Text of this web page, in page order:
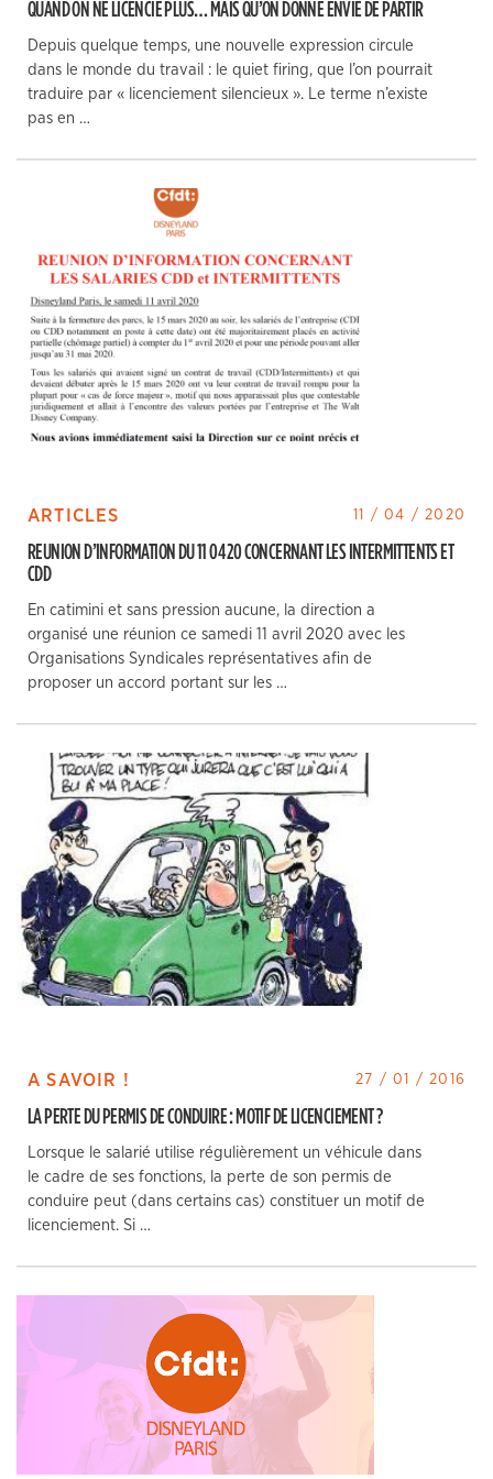
QUAND ON NE LICENCIE PLUS… MAIS QU’ON DONNE ENVIE DE PARTIR
Depuis quelque temps, une nouvelle expression circule
dans le monde du travail : le quiet firing, que l’on pourrait
traduire par « licenciement silencieux ». Le terme n’existe
pas en …
ARTICLES 11 / 04 / 2020
REUNION D’INFORMATION DU 11 04 20 CONCERNANT LES INTERMITTENTS ET
CDD
En catimini et sans pression aucune, la direction a
organisé une réunion ce samedi 11 avril 2020 avec les
Organisations Syndicales représentatives afin de
proposer un accord portant sur les …
A SAVOIR ! 27 / 01 / 2016
LA PERTE DU PERMIS DE CONDUIRE : MOTIF DE LICENCIEMENT ?
Lorsque le salarié utilise régulièrement un véhicule dans
le cadre de ses fonctions, la perte de son permis de
conduire peut (dans certains cas) constituer un motif de
licenciement. Si …